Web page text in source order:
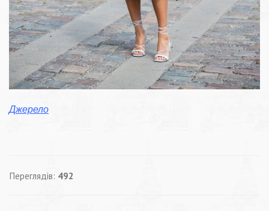
Джерело
Переглядів: 492